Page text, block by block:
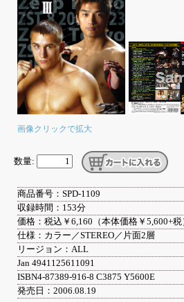
画像クリックで拡大
数量:
商品番号：SPD-1109
収録時間：153分
価格：税込￥6,160（本体価格￥5,600+税
仕様：カラー／STEREO／片面2層
リージョン：ALL
Jan 4941125611091
ISBN4-87389-916-8 C3875 Y5600E
発売日：2006.08.19